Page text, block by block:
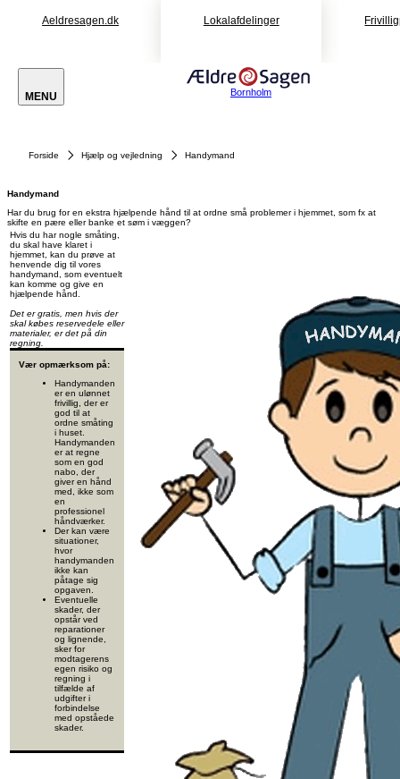
Aeldresagen.dk Lokalafdelinger
MENU Bornholm
Forside Hjælp og vejledning Handymand
Handymand
Har du brug for en ekstra hjælpende hånd til at ordne små problemer i hjemmet, som fx at
skifte en pære eller banke et søm i væggen?
Hvis du har nogle småting,
du skal have klaret i
hjemmet, kan du prøve at
henvende dig til vores
handymand, som eventuelt
kan komme og give en
hjælpende hånd.
Det er gratis, men hvis der
skal købes reservedele eller
materialer, er det på din
regning.
Vær opmærksom på:
Handymanden
er en ulønnet
frivillig, der er
god til at
ordne småting
i huset.
Handymanden
er at regne
som en god
nabo, der
giver en hånd
med, ikke som
en
professionel
håndværker.
Der kan være
situationer,
hvor
handymanden
ikke kan
påtage sig
opgaven.
Eventuelle
skader, der
opstår ved
reparationer
og lignende,
sker for
modtagerens
egen risiko og
regning i
tilfælde af
udgifter i
forbindelse
med opståede
skader.